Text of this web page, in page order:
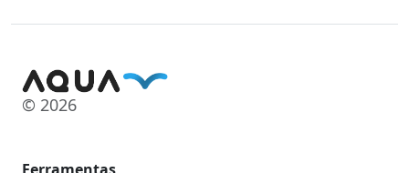
© 2026
Ferramentas